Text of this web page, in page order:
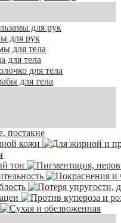
кожи
тон